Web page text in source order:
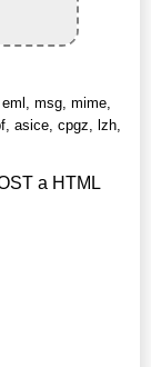
msg, mime,
asice, cpgz, lzh,
a HTML